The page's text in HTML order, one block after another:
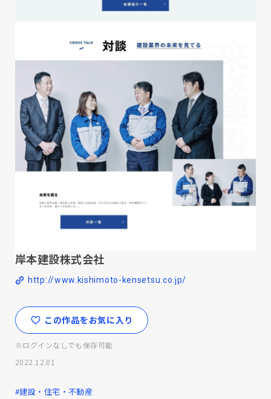
岸本建設株式会社
http://www.kishimoto-kensetsu.co.jp/
この作品をお気に入り
※ログインなしでも保存可能
2022.12.01
#建設・住宅・不動産